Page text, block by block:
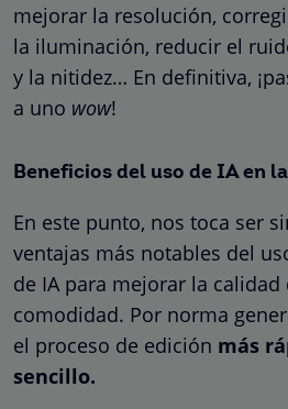
mejorar la resolución,
la iluminación, reducir el
y la nitidez… En definitiva,
a uno wow!
Beneficios del uso de IA en
En este punto, nos toca ser
ventajas más notables del
de IA para mejorar la calidad
comodidad. Por norma
el proceso de edición más
sencillo.